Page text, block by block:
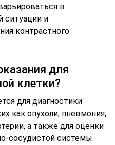
в
ситуации и
контрастного
для
клетки?
для диагностики
как опухоли, пневмония,
а также для оценки
сосудистой системы.